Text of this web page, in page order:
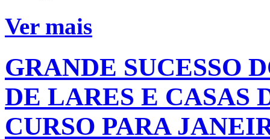
Ver mais
GRANDE SUCESSO
DE LARES E CASAS
CURSO PARA